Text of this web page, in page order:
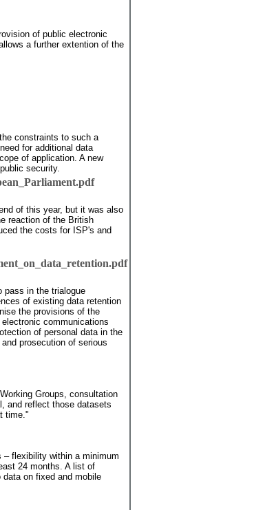
of public electronic
a further extention of the
constraints to such a
for additional data
of application. A new
security.
of this year, but it was also
reaction of the British
the costs for ISP's and
pass in the trialogue
of existing data retention
the provisions of the
communications
of personal data in the
prosecution of serious
Groups, consultation
and reflect those datasets
time."
– flexibility within a minimum
24 months. A list of
on fixed and mobile